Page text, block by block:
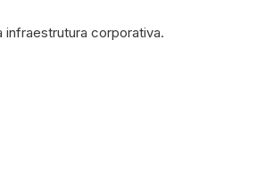
corporativa.